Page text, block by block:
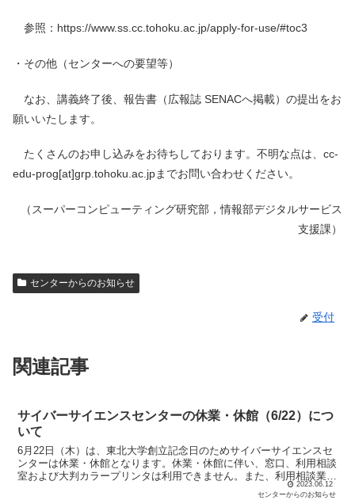
参照：https://www.ss.cc.tohoku.ac.jp/apply-for-use/#toc3
・その他（センターへの要望等）
なお、講義終了後、報告書（広報誌 SENACへ掲載）の提出をお
願いいたします。
たくさんのお申し込みをお待ちしております。不明な点は、cc-
edu-prog[at]grp.tohoku.ac.jpまでお問い合わせください。
（スーパーコンピューティング研究部，情報部デジタルサービス
支援課）
センターからのお知らせ
受付
関連記事
サイバーサイエンスセンターの休業・休館（6/22）につ
いて
6月22日（木）は、東北大学創立記念日のためサイバーサイエンスセ
ンターは休業・休館となります。休業・休館に伴い、窓口、利用相談
室および大判カラープリンタは利用できません。また、利用相談業務
も休止しますのであらかじめご了承ください。ただし、ス... 2023.06.12
センターからのお知らせ